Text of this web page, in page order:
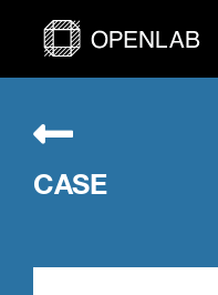
CASE